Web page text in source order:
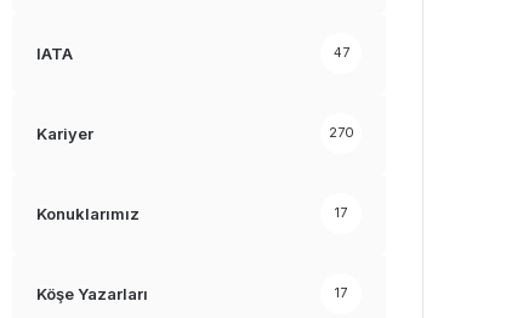
IATA 47
Kariyer 270
Konuklarımız 17
Köşe Yazarları 17